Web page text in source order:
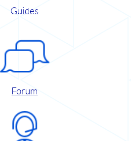
Guides
Forum